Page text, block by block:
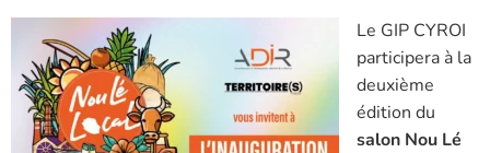
Le GIP CYROI
participera à la
deuxième
édition du
salon Nou Lé